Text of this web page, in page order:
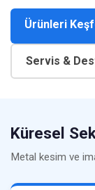
Ürünleri
Servis &
Küresel
Metal kesim ve